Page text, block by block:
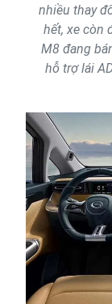
nhiều thay
hết, xe còn
M8 đang
hỗ trợ lái